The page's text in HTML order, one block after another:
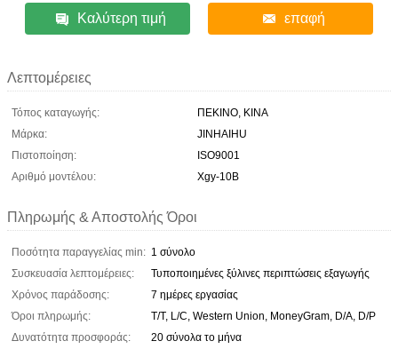
Καλύτερη τιμή επαφή
Λεπτομέρειες
Τόπος καταγωγής:
ΠΕΚΙΝΟ, ΚΙΝΑ
Μάρκα:
JINHAIHU
Πιστοποίηση:
ISO9001
Αριθμό μοντέλου:
Xgy-10B
Πληρωμής & Αποστολής Όροι
Ποσότητα παραγγελίας min: 1 σύνολο
Συσκευασία λεπτομέρειες:
Τυποποιημένες ξύλινες περιπτώσεις εξαγωγής
Χρόνος παράδοσης:
7 ημέρες εργασίας
Όροι πληρωμής:
T/T, L/C, Western Union, MoneyGram, D/A, D/P
Δυνατότητα προσφοράς:
20 σύνολα το μήνα